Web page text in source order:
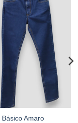
Básico Amaro